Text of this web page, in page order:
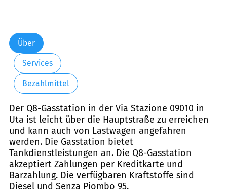
Über
Services
Bezahlmittel
Der Q8-Gasstation in der Via Stazione 09010 in
Uta ist leicht über die Hauptstraße zu erreichen
und kann auch von Lastwagen angefahren
werden. Die Gasstation bietet
Tankdienstleistungen an. Die Q8-Gasstation
akzeptiert Zahlungen per Kreditkarte und
Barzahlung. Die verfügbaren Kraftstoffe sind
Diesel und Senza Piombo 95.